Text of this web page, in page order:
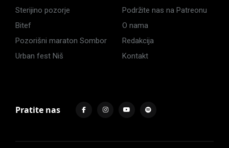
Sterijino pozorje
Bitef
Pozorišni maraton Sombor
Urban fest Niš
Podržite nas na Patreonu
O nama
Redakcija
Kontakt
Pratite nas